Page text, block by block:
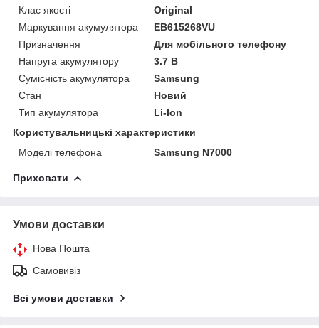
Клас якості
Original
Маркування акумулятора
EB615268VU
Призначення
Для мобільного телефону
Напруга акумулятору
3.7 В
Сумісність акумулятора
Samsung
Стан
Новий
Тип акумулятора
Li-Ion
Користувальницькі характеристики
Моделі телефона
Samsung N7000
Приховати
Умови доставки
Нова Пошта
Самовивіз
Всі умови доставки